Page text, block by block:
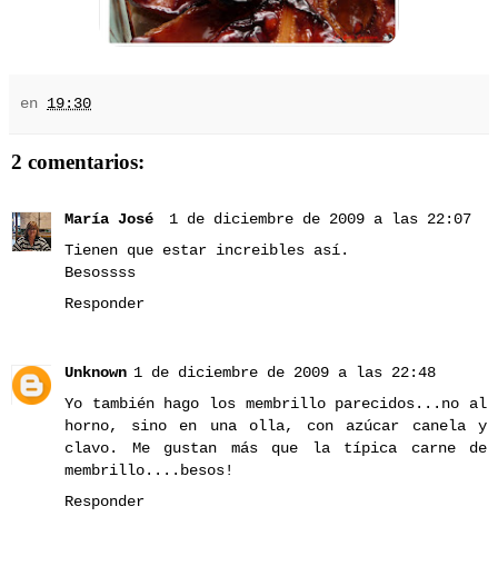
en 19:30
2 comentarios:
María José
1 de diciembre de 2009 a las 22:07
Tienen que estar increibles así.
Besossss
Responder
Unknown 1 de diciembre de 2009 a las 22:48
Yo también hago los membrillo parecidos...no al
horno, sino en una olla, con azúcar canela y
clavo. Me gustan más que la típica carne de
membrillo....besos!
Responder